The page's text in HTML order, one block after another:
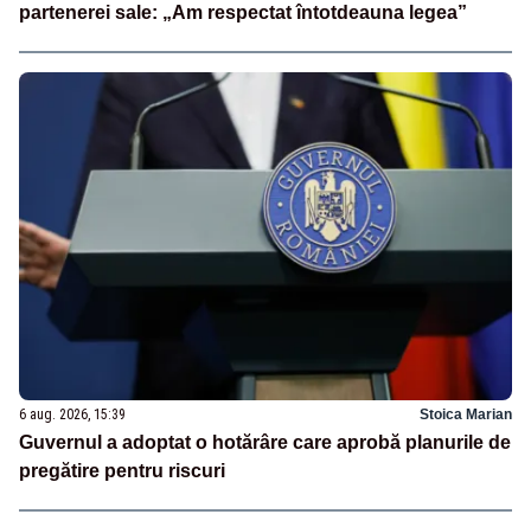
partenerei sale: „Am respectat întotdeauna legea”
6 aug. 2026, 15:39 Stoica Marian
Guvernul a adoptat o hotărâre care aprobă planurile de
pregătire pentru riscuri